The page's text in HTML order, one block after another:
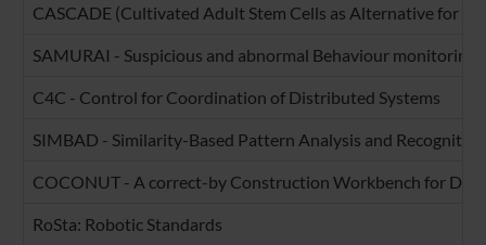
CASCADE (Cultivated Adult Stem Cells as Alternative for
SAMURAI - Suspicious and abnormal Behaviour
C4C - Control for Coordination of Distributed Systems
SIMBAD - Similarity-Based Pattern Analysis and Recognition
COCONUT - A correct-by Construction Workbench for
RoSta: Robotic Standards